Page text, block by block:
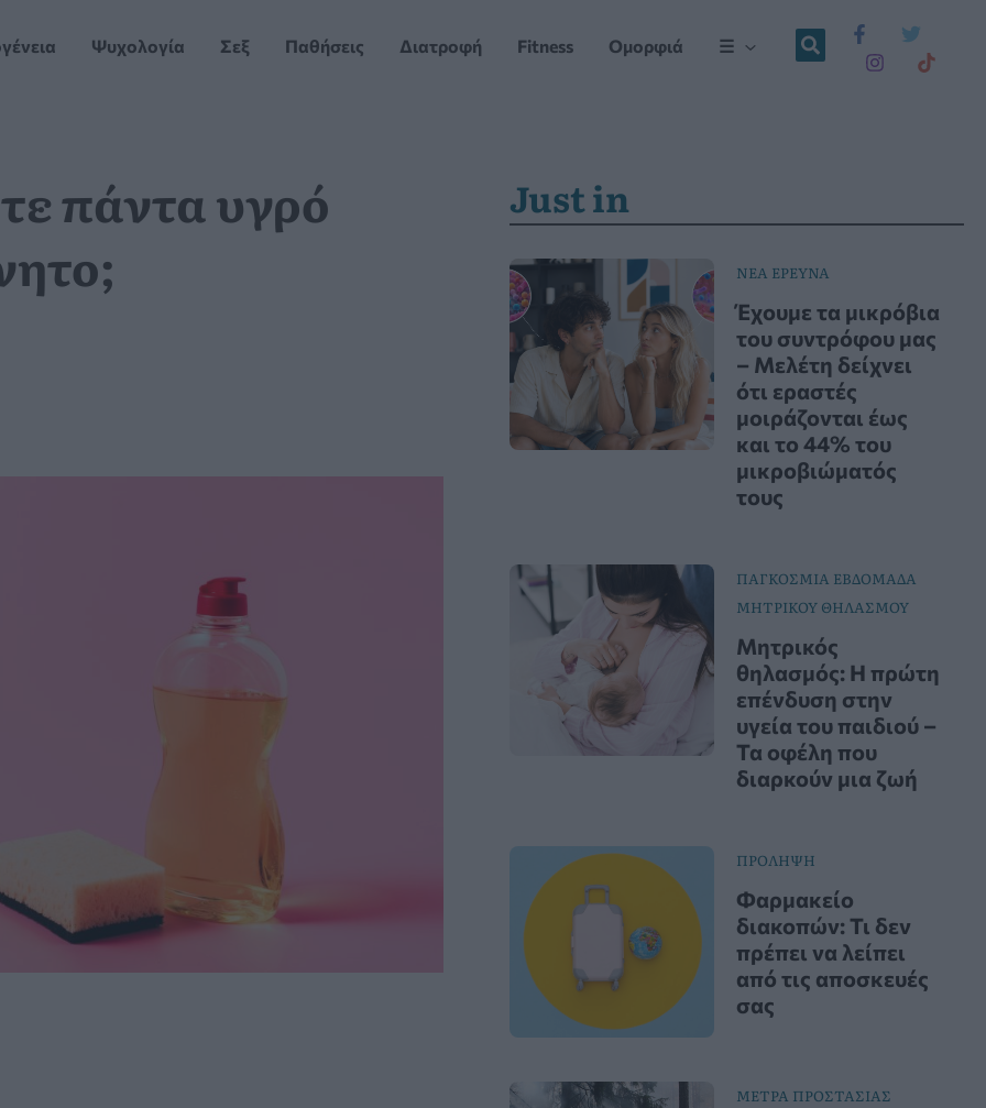
Ψυχολογία Σεξ Παθήσεις Διατροφή Fitness Ομορφιά ☰
πάντα υγρό
Just in
ΝΕΑ ΕΡΕΥΝΑ
Έχουμε τα μικρόβια
του συντρόφου μας
– Μελέτη δείχνει
ότι εραστές
μοιράζονται έως
και το 44% του
μικροβιώματός
τους
ΠΑΓΚΟΣΜΙΑ ΕΒΔΟΜΑΔΑ
ΜΗΤΡΙΚΟΥ ΘΗΛΑΣΜΟΥ
Μητρικός
θηλασμός: Η πρώτη
επένδυση στην
υγεία του παιδιού –
Τα οφέλη που
διαρκούν μια ζωή
ΠΡΟΛΗΨΗ
Φαρμακείο
διακοπών: Τι δεν
πρέπει να λείπει
από τις αποσκευές
σας
ΜΕΤΡΑ ΠΡΟΣΤΑΣΙΑΣ